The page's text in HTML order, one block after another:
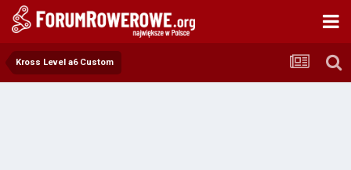
Kross Level a6 Custom